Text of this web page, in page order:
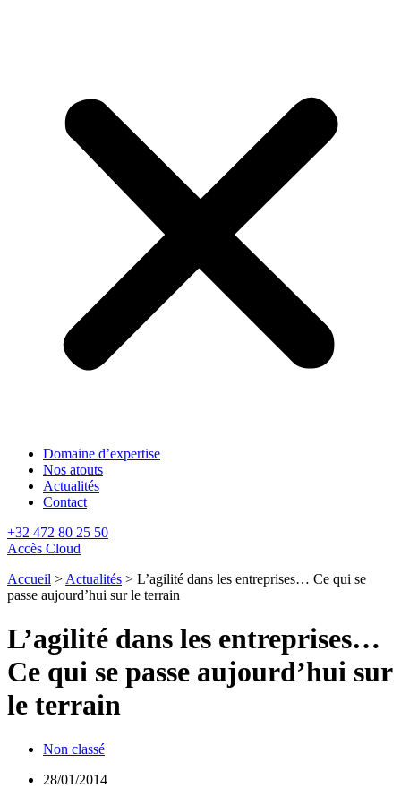
Domaine d’expertise
Nos atouts
Actualités
Contact
+32 472 80 25 50
Accès Cloud
Accueil > Actualités > L’agilité dans les entreprises… Ce qui se
passe aujourd’hui sur le terrain
L’agilité dans les entreprises…
Ce qui se passe aujourd’hui sur
le terrain
Non classé
28/01/2014